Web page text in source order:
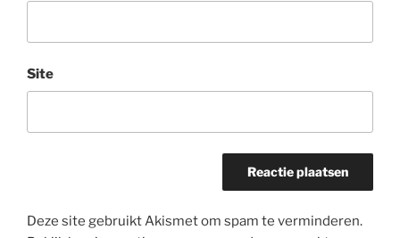
Site
Deze site gebruikt Akismet om spam te verminderen.